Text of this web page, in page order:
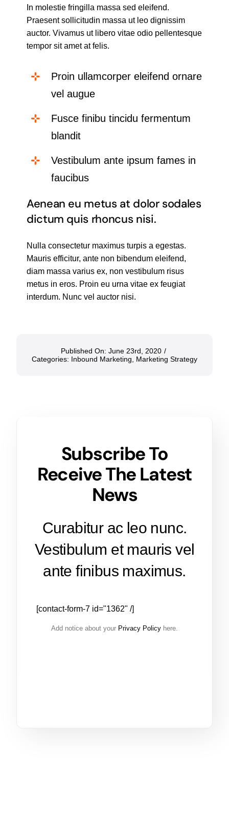
In molestie fringilla massa sed eleifend.
Praesent sollicitudin massa ut leo dignissim
auctor. Vivamus ut libero vitae odio pellentesque
tempor sit amet at felis.
Proin ullamcorper eleifend ornare
vel augue
Fusce finibu tincidu fermentum
blandit
Vestibulum ante ipsum fames in
faucibus
Aenean eu metus at dolor sodales
dictum quis rhoncus nisi.
Nulla consectetur maximus turpis a egestas.
Mauris efficitur, ante non bibendum eleifend,
diam massa varius ex, non vestibulum risus
metus in eros. Proin eu urna vitae ex feugiat
interdum. Nunc vel auctor nisi.
Published On: June 23rd, 2020 /
Categories: Inbound Marketing Marketing Strategy
Subscribe To
Receive The Latest
News
Curabitur ac leo nunc.
Vestibulum et mauris vel
ante finibus maximus.
[contact-form-7 id="1362" /]
Add notice about your Privacy Policy here.